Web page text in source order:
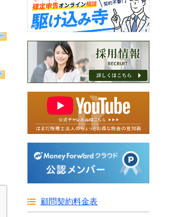
顧問契約料金表